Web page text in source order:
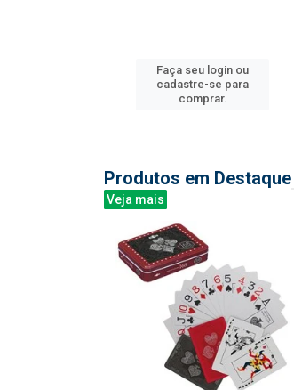
Faça seu login ou
cadastre-se para
comprar.
Produtos em Destaque
Veja mais